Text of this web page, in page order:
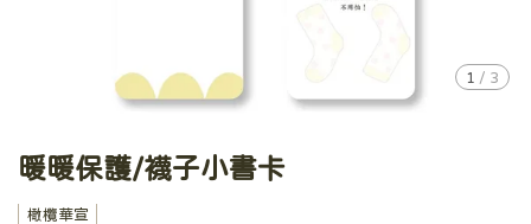
1 / 3
暖暖保護/襪子小書卡
橄欖華宣